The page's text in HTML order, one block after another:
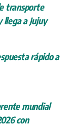
transporte
llega a Jujuy
rápido a
mundial
con